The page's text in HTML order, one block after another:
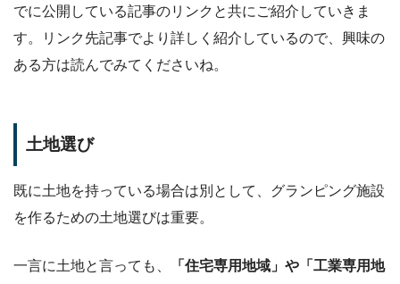
でに公開している記事のリンクと共にご紹介していきま
す。リンク先記事でより詳しく紹介しているので、興味の
ある方は読んでみてくださいね。
土地選び
既に土地を持っている場合は別として、グランピング施設
を作るための土地選びは重要。
一言に土地と言っても、
「住宅専用地域」や「工業専用地